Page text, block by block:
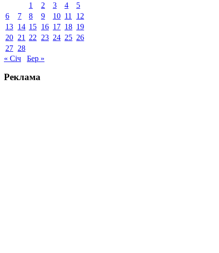
1
2 3 4
5
6
7 8 9 10 11
12
13 14 15 16 17 18 19
20 21 22 23 24 25 26
27 28
« Січ
Бер »
Реклама